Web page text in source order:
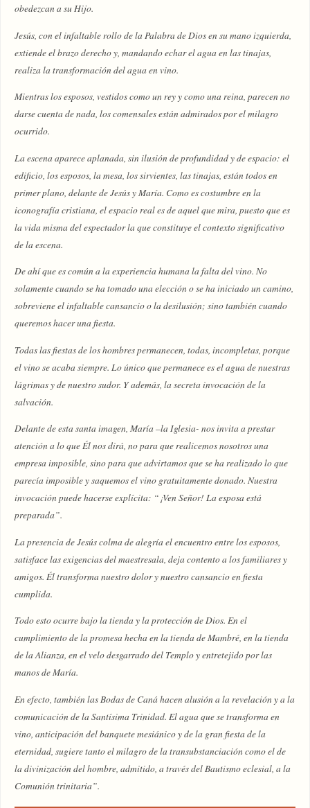
obedezcan a su Hijo.
Jesús, con el infaltable rollo de la Palabra de Dios en su mano izquierda,
extiende el brazo derecho y, mandando echar el agua en las tinajas,
realiza la transformación del agua en vino.
Mientras los esposos, vestidos como un rey y como una reina, parecen no
darse cuenta de nada, los comensales están admirados por el milagro
ocurrido.
La escena aparece aplanada, sin ilusión de profundidad y de espacio: el
edificio, los esposos, la mesa, los sirvientes, las tinajas, están todos en
primer plano, delante de Jesús y María. Como es costumbre en la
iconografía cristiana, el espacio real es de aquel que mira, puesto que es
la vida misma del espectador la que constituye el contexto significativo
de la escena.
De ahí que es común a la experiencia humana la falta del vino. No
solamente cuando se ha tomado una elección o se ha iniciado un camino,
sobreviene el infaltable cansancio o la desilusión; sino también cuando
queremos hacer una fiesta.
Todas las fiestas de los hombres permanecen, todas, incompletas, porque
el vino se acaba siempre. Lo único que permanece es el agua de nuestras
lágrimas y de nuestro sudor. Y además, la secreta invocación de la
salvación.
Delante de esta santa imagen, María –la Iglesia- nos invita a prestar
atención a lo que Él nos dirá, no para que realicemos nosotros una
empresa imposible, sino para que advirtamos que se ha realizado lo que
parecía imposible y saquemos el vino gratuitamente donado. Nuestra
invocación puede hacerse explícita: “¡Ven Señor! La esposa está
preparada”.
La presencia de Jesús colma de alegría el encuentro entre los esposos,
satisface las exigencias del maestresala, deja contento a los familiares y
amigos. Él transforma nuestro dolor y nuestro cansancio en fiesta
cumplida.
Todo esto ocurre bajo la tienda y la protección de Dios. En el
cumplimiento de la promesa hecha en la tienda de Mambré, en la tienda
de la Alianza, en el velo desgarrado del Templo y entretejido por las
manos de María.
En efecto, también las Bodas de Caná hacen alusión a la revelación y a la
comunicación de la Santísima Trinidad. El agua que se transforma en
vino, anticipación del banquete mesiánico y de la gran fiesta de la
eternidad, sugiere tanto el milagro de la transubstanciación como el de
la divinización del hombre, admitido, a través del Bautismo eclesial, a la
Comunión trinitaria”.